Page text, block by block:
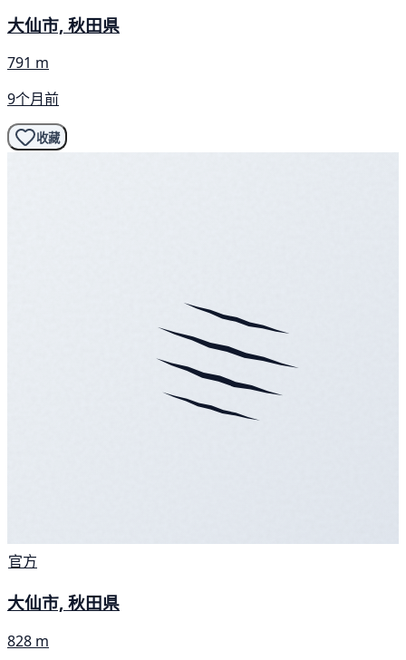
大仙市, 秋田県
791 m
9个月前
收藏
官方
大仙市, 秋田県
828 m